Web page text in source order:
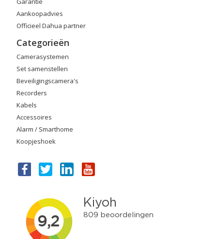
Aankoopadvies
Officieel Dahua partner
Categorieën
Camerasystemen
Set samenstellen
Beveiligingscamera's
Recorders
Kabels
Accessoires
Alarm / Smarthome
Koopjeshoek